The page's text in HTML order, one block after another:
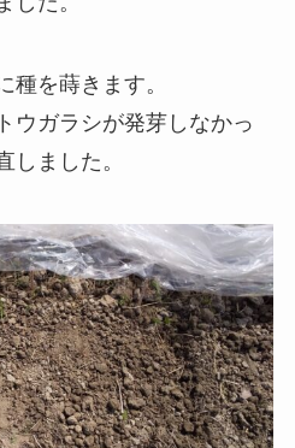
種を蒔きます。
ウガラシが発芽しなかっ
しました。